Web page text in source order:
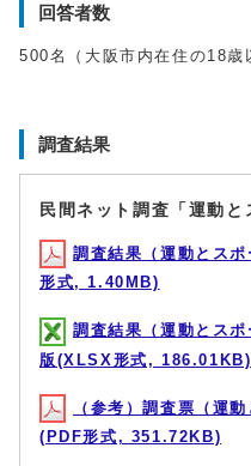
回答者数
500名（大阪市内在住の18歳
調査結果
民間ネット調査「運動と
調査結果（運動とス
形式, 1.40MB)
調査結果（運動とス
版(XLSX形式, 186.01KB)
（参考）調査票（運
(PDF形式, 351.72KB)